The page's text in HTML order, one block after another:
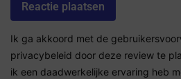
Ik ga akkoord met de
privacybeleid door deze review te
ik een daadwerkelijke ervaring heb